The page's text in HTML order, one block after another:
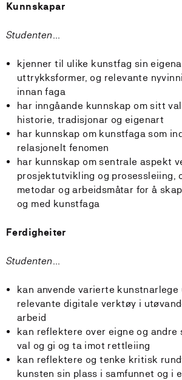
Kunnskapar
Studenten...
kjenner til ulike kunstfag sin
uttrykksformer, og relevante
innan faga
har inngåande kunnskap om sitt
historie, tradisjonar og eigenart
har kunnskap om kunstfaga som
relasjonelt fenomen
har kunnskap om sentrale aspekt
prosjektutvikling og prosessleiing,
metodar og arbeidsmåtar for å
og med kunstfaga
Ferdigheiter
Studenten...
kan anvende varierte
relevante digitale verktøy i
arbeid
kan reflektere over eigne og andre
val og gi og ta imot rettleiing
kan reflektere og tenke kritisk
kunsten sin plass i samfunnet og i